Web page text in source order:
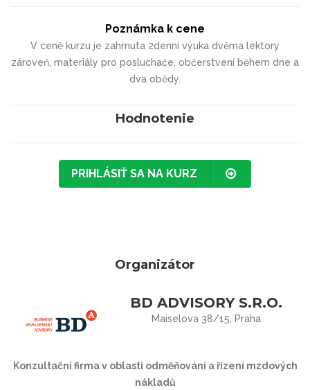
Poznámka k cene
V ceně kurzu je zahrnuta 2denní výuka dvěma lektory
zároveň, materiály pro posluchače, občerstvení během dne a
dva obědy.
Hodnotenie
PRIHLÁSIŤ SA NA KURZ
Organizátor
BD ADVISORY S.R.O.
Maiselova 38/15, Praha
Konzultační firma v oblasti odměňování a řízení mzdových
nákladů